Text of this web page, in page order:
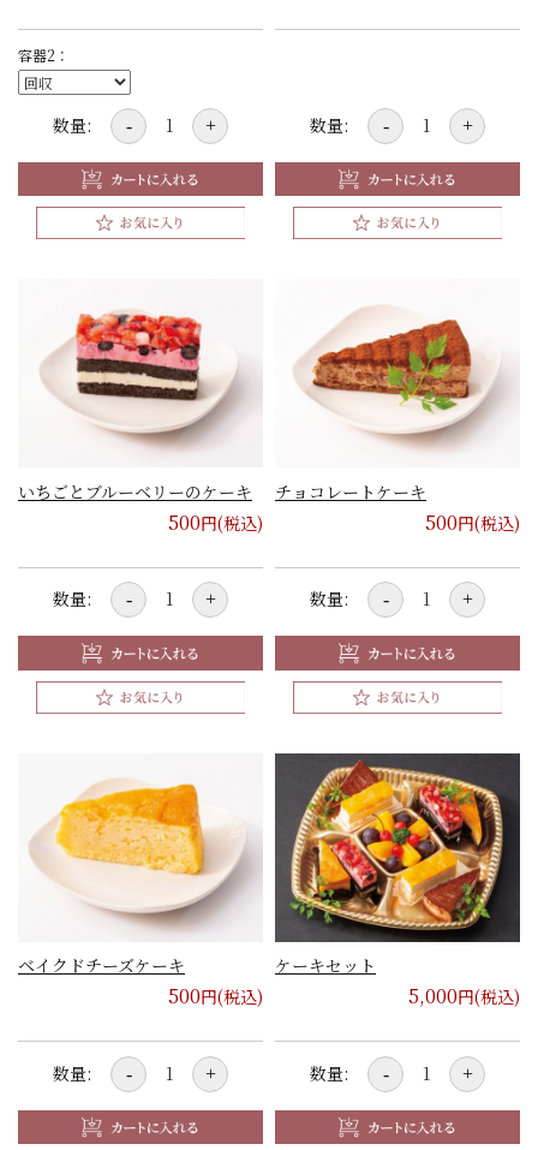
容器2：
数量: - + 数量: - +
いちごとブルーベリーのケーキ
500円(税込)
数量: - +
チョコレートケーキ
500円(税込)
数量: - +
ベイクドチーズケーキ
500円(税込)
数量: - +
ケーキセット
5,000円(税込)
数量: - +